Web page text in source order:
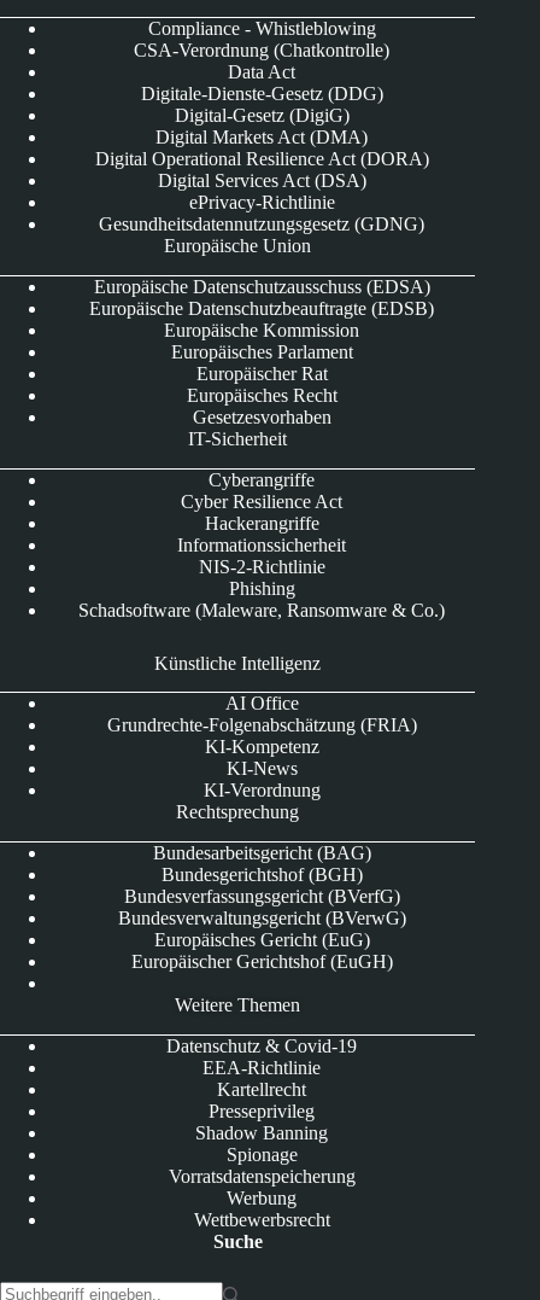
Compliance - Whistleblowing
CSA-Verordnung (Chatkontrolle)
Data Act
Digitale-Dienste-Gesetz (DDG)
Digital-Gesetz (DigiG)
Digital Markets Act (DMA)
Digital Operational Resilience Act (DORA)
Digital Services Act (DSA)
ePrivacy-Richtlinie
Gesundheitsdatennutzungsgesetz (GDNG)
Europäische Union
Europäische Datenschutzausschuss (EDSA)
Europäische Datenschutzbeauftragte (EDSB)
Europäische Kommission
Europäisches Parlament
Europäischer Rat
Europäisches Recht
Gesetzesvorhaben
IT-Sicherheit
Cyberangriffe
Cyber Resilience Act
Hackerangriffe
Informationssicherheit
NIS-2-Richtlinie
Phishing
Schadsoftware (Maleware, Ransomware & Co.)
Künstliche Intelligenz
AI Office
Grundrechte-Folgenabschätzung (FRIA)
KI-Kompetenz
KI-News
KI-Verordnung
Rechtsprechung
Bundesarbeitsgericht (BAG)
Bundesgerichtshof (BGH)
Bundesverfassungsgericht (BVerfG)
Bundesverwaltungsgericht (BVerwG)
Europäisches Gericht (EuG)
Europäischer Gerichtshof (EuGH)
Weitere Themen
Datenschutz & Covid-19
EEA-Richtlinie
Kartellrecht
Presseprivileg
Shadow Banning
Spionage
Vorratsdatenspeicherung
Werbung
Wettbewerbsrecht
Suche